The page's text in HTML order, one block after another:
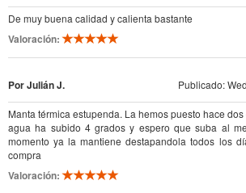
De muy buena calidad y calienta bastante
Valoración:
Por Julián J. Publicado:
Manta térmica estupenda. La hemos puesto hace
agua ha subido 4 grados y espero que suba al
momento ya la mantiene destapandola todos los
compra
Valoración: